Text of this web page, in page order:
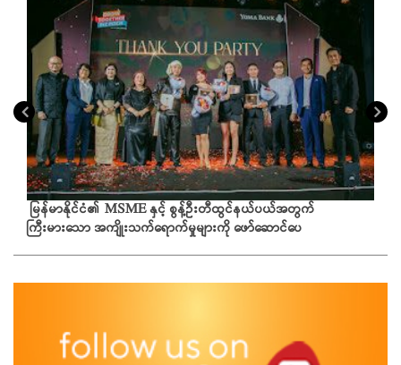
မြန်မာနိုင်ငံ၏ MSME နှင့် စွန့်ဦးတီထွင်နယ်ပယ်အတွက်
ကြီးမားသော အကျိုးသက်ရောက်မှုများကို ဖော်ဆောင်ပေ